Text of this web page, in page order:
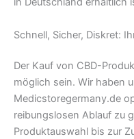
Schnell, Sicher, Diskret:
Der Kauf von CBD-
möglich sein. Wir haben
Medicstoregermany.de
reibungslosen Ablauf zu
Produktauswahl bis zur